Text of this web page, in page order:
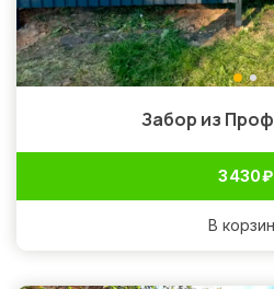
Забор из
3 430₽
В